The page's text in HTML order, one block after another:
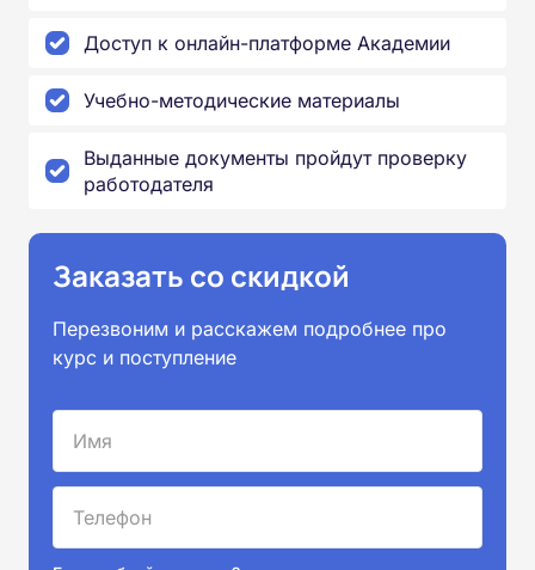
Доступ к онлайн-платформе Академии
Учебно-методические материалы
Выданные документы пройдут проверку
работодателя
Заказать со скидкой
Перезвоним и расскажем подробнее про
курс и поступление